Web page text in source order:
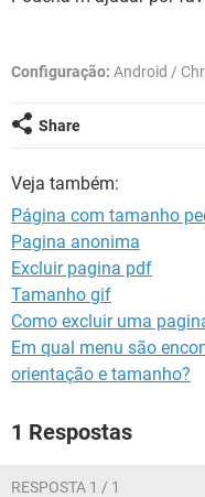
Configuração: Android /
Share
Veja também:
Página com tamanho
Pagina anonima
Excluir pagina pdf
Tamanho gif
Como excluir uma
Em qual menu são
orientação e tamanho?
1 Respostas
RESPOSTA 1 / 1